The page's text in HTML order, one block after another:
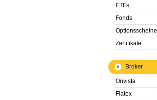
ETFs
Fonds
Optionsscheine
Zertifikate
Broker
Onvista
Flatex